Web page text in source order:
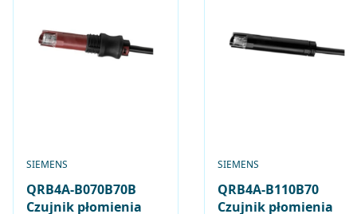
QRB4A-B070B70B
Czujnik płomienia
PRODUCENT
SIEMENS
QRB4A-B110B70
Czujnik płomienia
PRODUCENT
SIEMENS